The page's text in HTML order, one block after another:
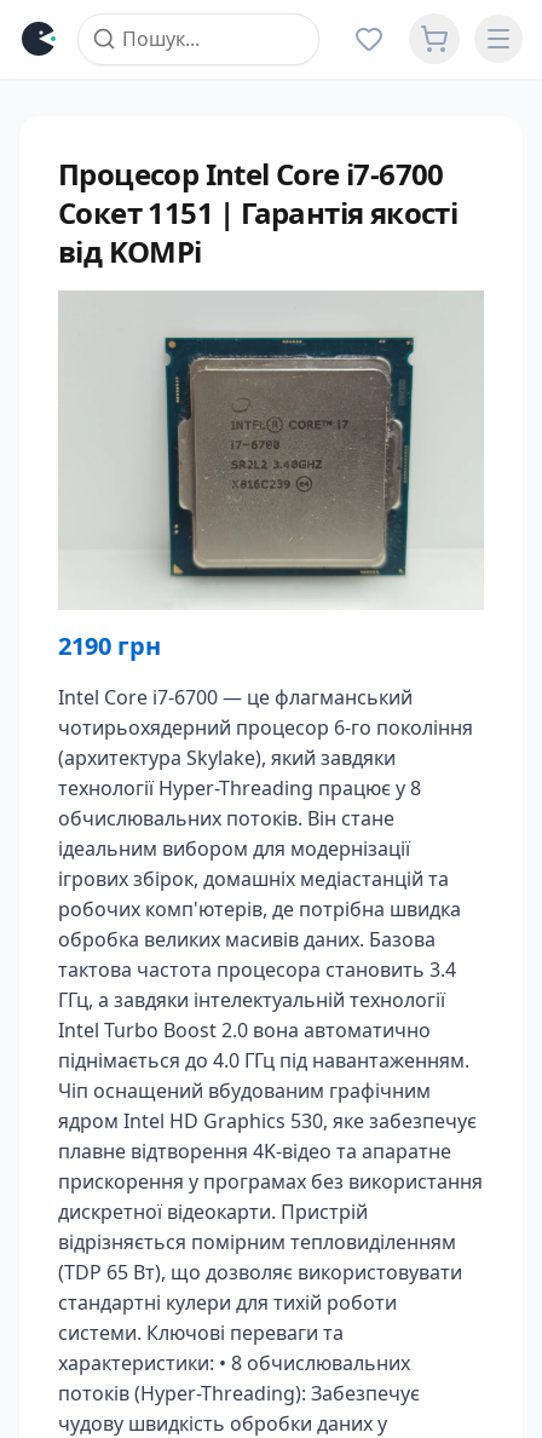
Процесор Intel Core i7-6700
Сокет 1151 | Гарантія якості
від KOMPi
2190 грн
Intel Core i7-6700 — це флагманський
чотирьохядерний процесор 6-го покоління
(архитектура Skylake), який завдяки
технології Hyper-Threading працює у 8
обчислювальних потоків. Він стане
ідеальним вибором для модернізації
ігрових збірок, домашніх медіастанцій та
робочих комп'ютерів, де потрібна швидка
обробка великих масивів даних. Базова
тактова частота процесора становить 3.4
ГГц, а завдяки інтелектуальній технології
Intel Turbo Boost 2.0 вона автоматично
піднімається до 4.0 ГГц під навантаженням.
Чіп оснащений вбудованим графічним
ядром Intel HD Graphics 530, яке забезпечує
плавне відтворення 4K-відео та апаратне
прискорення у програмах без використання
дискретної відеокарти. Пристрій
відрізняється помірним тепловиділенням
(TDP 65 Вт), що дозволяє використовувати
стандартні кулери для тихій роботи
системи. Ключові переваги та
характеристики: • 8 обчислювальних
потоків (Hyper-Threading): Забезпечує
чудову швидкість обробки даних у